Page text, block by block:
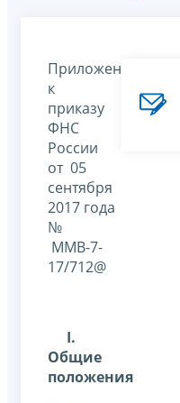
Приложение
к
приказу
ФНС
России
от 05
сентября
2017 года
№
ММВ-7-
17/712@
I.
Общие
положения